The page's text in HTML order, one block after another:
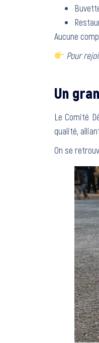
Aucune
Pour
Un
Le Comité
qualité,
On se